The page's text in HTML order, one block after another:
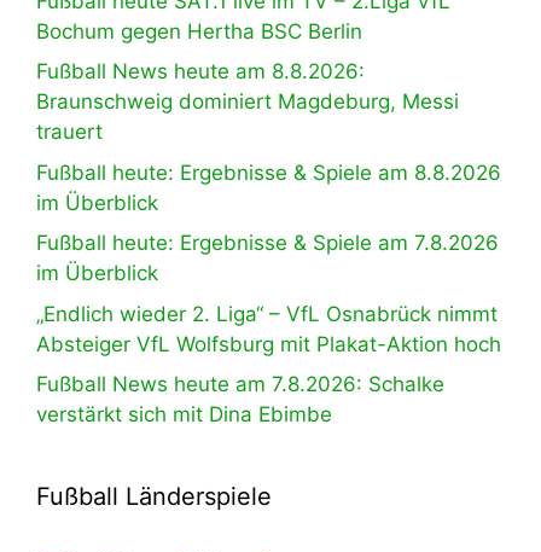
Bochum gegen Hertha BSC Berlin
Fußball News heute am 8.8.2026:
Braunschweig dominiert Magdeburg, Messi
trauert
Fußball heute: Ergebnisse & Spiele am 8.8.2026
im Überblick
Fußball heute: Ergebnisse & Spiele am 7.8.2026
im Überblick
„Endlich wieder 2. Liga“ – VfL Osnabrück nimmt
Absteiger VfL Wolfsburg mit Plakat-Aktion hoch
Fußball News heute am 7.8.2026: Schalke
verstärkt sich mit Dina Ebimbe
Fußball Länderspiele